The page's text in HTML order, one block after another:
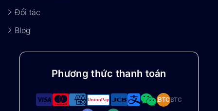
Đối tác
Blog
Phương thức thanh toán
BTCBTC